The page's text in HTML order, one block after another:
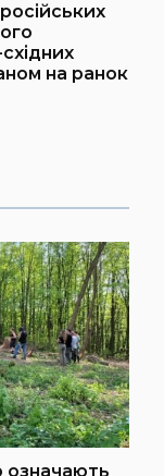
на ранок
означають